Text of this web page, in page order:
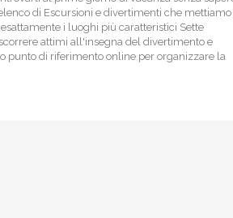
di Escursioni e divertimenti che mettiamo
i luoghi più caratteristici Sette
attimi all'insegna del divertimento e
punto di riferimento online per organizzare la